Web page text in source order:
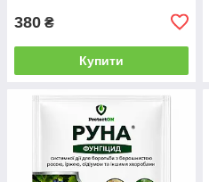
380 ₴
Купити